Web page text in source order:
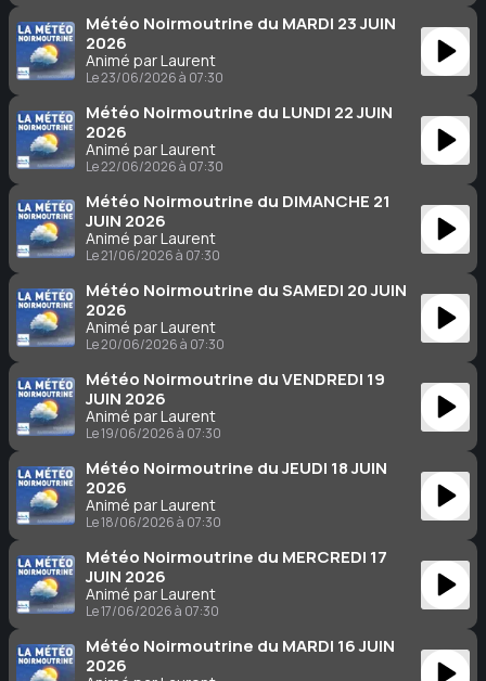
Météo Noirmoutrine du MARDI 23 JUIN
2026
Animé par Laurent
Le 23/06/2026 à 07:30
Météo Noirmoutrine du LUNDI 22 JUIN
2026
Animé par Laurent
Le 22/06/2026 à 07:30
Météo Noirmoutrine du DIMANCHE 21
JUIN 2026
Animé par Laurent
Le 21/06/2026 à 07:30
Météo Noirmoutrine du SAMEDI 20 JUIN
2026
Animé par Laurent
Le 20/06/2026 à 07:30
Météo Noirmoutrine du VENDREDI 19
JUIN 2026
Animé par Laurent
Le 19/06/2026 à 07:30
Météo Noirmoutrine du JEUDI 18 JUIN
2026
Animé par Laurent
Le 18/06/2026 à 07:30
Météo Noirmoutrine du MERCREDI 17
JUIN 2026
Animé par Laurent
Le 17/06/2026 à 07:30
Météo Noirmoutrine du MARDI 16 JUIN
2026